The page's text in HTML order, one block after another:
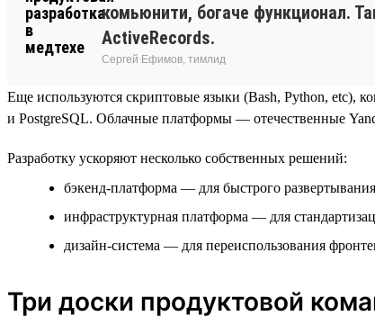
комьюнити, богаче функционал.
ActiveRecords.
Сергей Ефимов, тимлид
Еще используются скриптовые языки (Bash, Python, etc),
и PostgreSQL. Облачные платформы — отечественные
Разработку ускоряют несколько собственных решений:
бэкенд-платформа — для быстрого
инфраструктурная платформа — для
дизайн-система — для переиспользования
Три доски продуктовой